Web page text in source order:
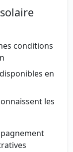
conditions
en
les